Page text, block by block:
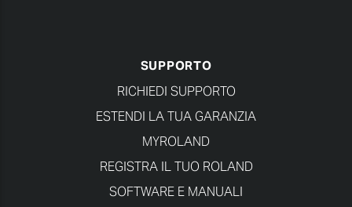
SUPPORTO
RICHIEDI SUPPORTO
ESTENDI LA TUA GARANZIA
MYROLAND
REGISTRA IL TUO ROLAND
SOFTWARE E MANUALI